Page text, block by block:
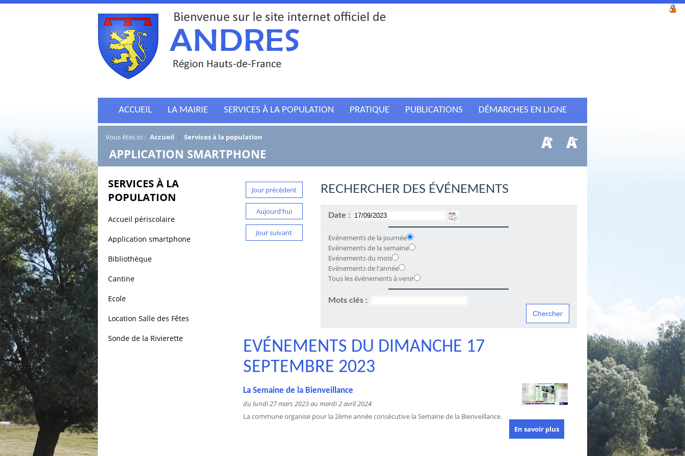
ACCUEIL LA MAIRIE SERVICES À LA POPULATION PRATIQUE PUBLICATIONS DÉMARCHES EN LIGNE
Vous êtes ici : Accueil / Services à la population
APPLICATION SMARTPHONE
SERVICES À LA
POPULATION
Accueil périscolaire
Application smartphone
Bibliothèque
Cantine
Ecole
Location Salle des Fêtes
Sonde de la Rivierette
Jour précédent
Aujourd'hui
Jour suivant
RECHERCHER DES ÉVÉNEMENTS
Date :
Evénements de la journée
Evénements de la semaine
Evénements du mois
Evénements de l'année
Tous les événements à venir
Mots clés :
EVÉNEMENTS DU DIMANCHE 17
SEPTEMBRE 2023
La Semaine de la Bienveillance
du lundi 27 mars 2023 au mardi 2 avril 2024
La commune organise pour la 2ème année consécutive la Semaine de la Bienveillance.
En savoir plus